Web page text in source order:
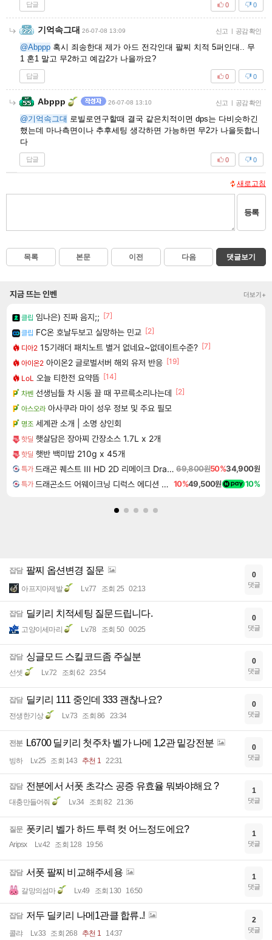
답글 0
0
기억속그대 26-07-08 13:09 신고 | 공감 확인
@Abppp 혹시 죄송한대 제가 아드 전각인대 팔찌 치적 5퍼인대.. 무
1 혼1 말고 무2하고 예감2가 나을까요?
답글 0
0
Abppp 26-07-08 13:10 신고 | 공감 확인
@기억속그대 로빌로연구할때 결국 같은치적이면 dps는 다비슷하긴
했는데 마나측면이나 추후세팅 생각하면 가능하면 무2가 나을듯합니
다
답글 0
0
새로고침
등록
목록 본문 이전 다음 댓글보기
지금 뜨는 인벤 더보기+
클립 임나은) 진짜 음지;; [7]
클립 FC온 호날두보고 실망하는 민교 [2]
디아2 15기래더 패치노트 별거 없네요~없데이트수준? [7]
아이온2 아이온2 글로벌서버 해외 유저 반응 [19]
LoL 오늘 티한전 요약뜸 [14]
차벤 선생님들 차 시동 끌 때 꾸르륵소리나는데 [2]
아스오라 아사쿠라 마이 성우 정보 및 주요 필모
명조 세계관 소개 | 소명 상인회
핫딜 햇살담은 장아찌 간장소스 1.7L x 2개
핫딜 햇반 백미밥 210g x 45개
특가 드래곤 퀘스트 III HD 2D 리메이크 Dragon Quest III HD 2D Remake 69,800원50%34,900원
특가 드래곤소드 어웨이크닝 디럭스 에디션 DragonSword Awakening Deluxe Edition 10%49,500원 10%
잡담 팔찌 옵션변경 질문
아프지마제발 Lv.77 조회 25 02:13
0
댓글
잡담 딜키리 치적세팅 질문드립니다.
고양이세마리 Lv.78 조회 50 00:25
0
댓글
잡담 싱글모드 스킬코드좀 주실분
선셋 Lv.72 조회 62 23:54
0
댓글
잡담 딜키리 111 중인데 333 괜찮나요?
전생한기상 Lv.73 조회 86 23:34
0
댓글
전분 L6700 딜키리 첫주차 벨가 나메 1,2관 밑강전분
빙하 Lv.25 조회 143 추천 1 22:31
0
댓글
잡담 전분에서 서폿 초각스 공증 유효율 뭐봐야해요 ?
대충만들어줘 Lv.34 조회 82 21:36
1
댓글
질문 폿키리 벨가 하드 투력 컷 어느정도에요?
Aripsx Lv.42 조회 128 19:56
1
댓글
잡담 서폿 팔찌 비교해주세용
갈망의섬마 Lv.49 조회 130 16:50
1
댓글
잡담 저두 딜키리 나메1관클 합류..!
콜랴 Lv.33 조회 268 추천 1 14:37
2
댓글